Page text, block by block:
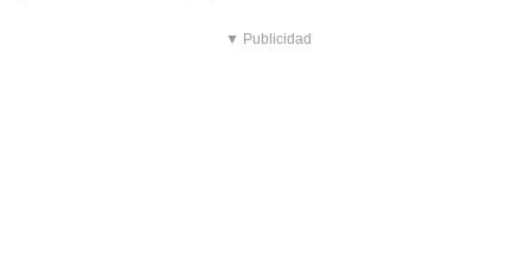
▼ Publicidad